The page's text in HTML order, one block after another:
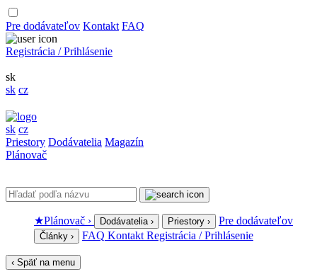
Pre dodávateľov Kontakt FAQ
Registrácia / Prihlásenie
sk
sk cz
sk cz
Priestory Dodávatelia Magazín
Plánovač
★Plánovač › Dodávatelia › Priestory › Pre dodávateľov
Články › FAQ Kontakt Registrácia / Prihlásenie
‹ Späť na menu